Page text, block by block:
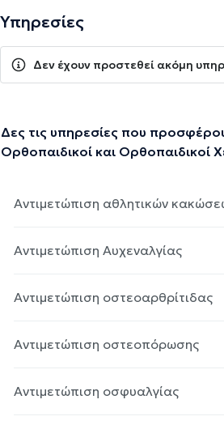
Υπηρεσίες
Δεν έχουν προστεθεί ακόμη
Δες τις υπηρεσίες που
Ορθοπαιδικοί και Ορθοπαιδικοί
Αντιμετώπιση αθλητικών
Αντιμετώπιση Αυχεναλγίας
Αντιμετώπιση οστεοαρθρίτιδας
Αντιμετώπιση οστεοπόρωσης
Αντιμετώπιση οσφυαλγίας